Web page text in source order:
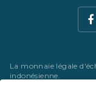
La monnaie légale
indonésienne.